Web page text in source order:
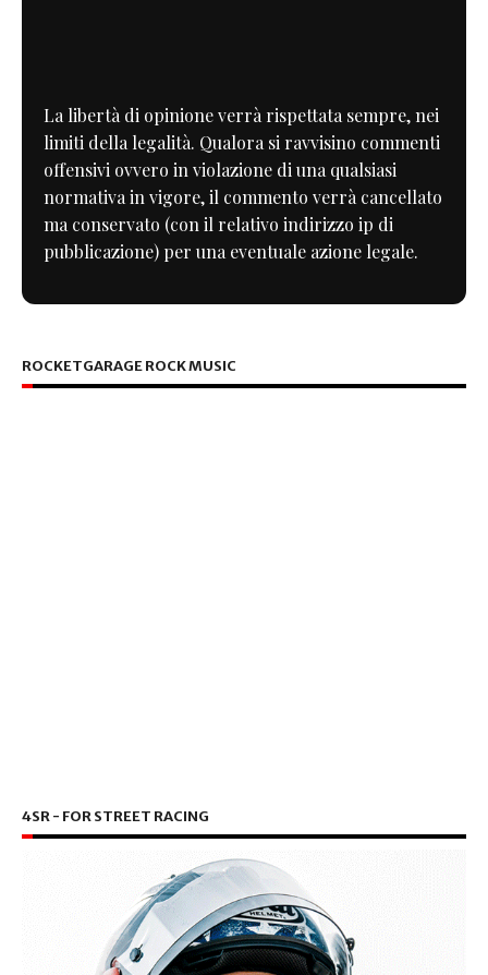
La libertà di opinione verrà rispettata sempre, nei
limiti della legalità. Qualora si ravvisino commenti
offensivi ovvero in violazione di una qualsiasi
normativa in vigore, il commento verrà cancellato
ma conservato (con il relativo indirizzo ip di
pubblicazione) per una eventuale azione legale.
ROCKETGARAGE ROCK MUSIC
4SR - FOR STREET RACING